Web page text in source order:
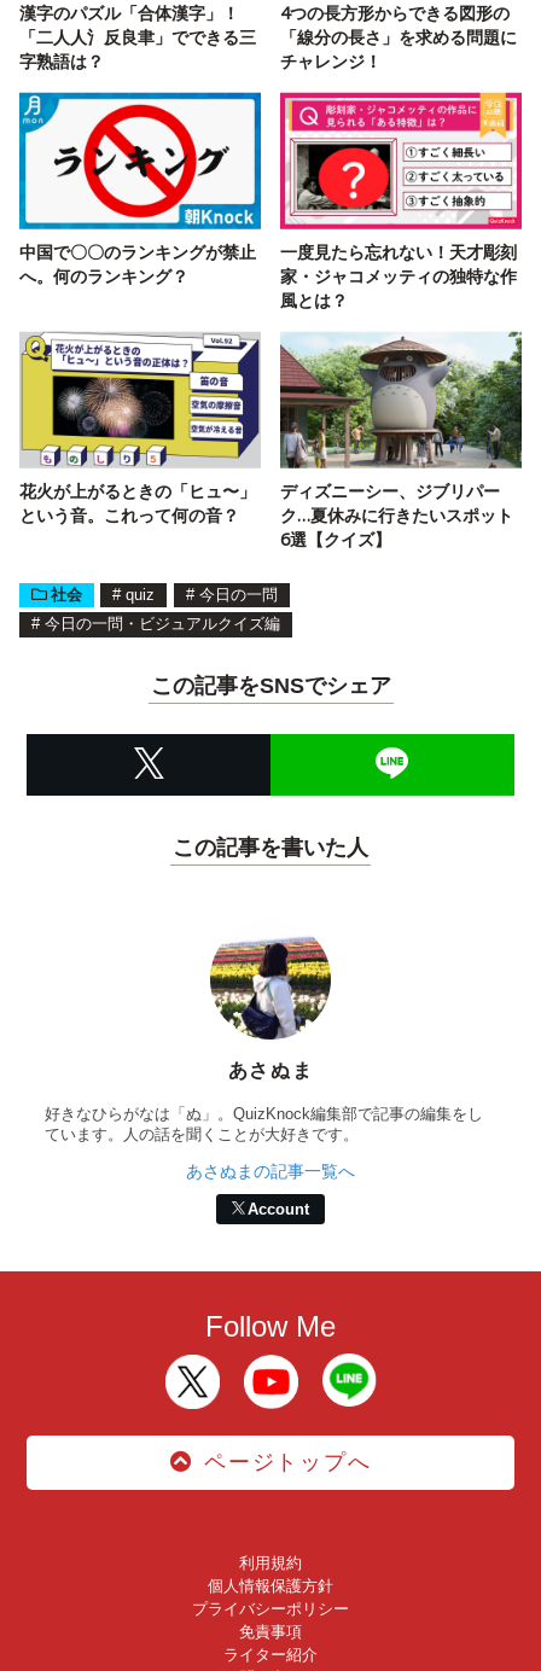
漢字のパズル「合体漢字」！
「二人人氵反良聿」でできる三
字熟語は？
4つの長方形からできる図形の
「線分の長さ」を求める問題に
チャレンジ！
中国で〇〇のランキングが禁止
へ。何のランキング？
一度見たら忘れない！天才彫刻
家・ジャコメッティの独特な作
風とは？
花火が上がるときの「ヒュ〜」
という音。これって何の音？
ディズニーシー、ジブリパー
ク…夏休みに行きたいスポット
6選【クイズ】
社会 # quiz # 今日の一問
# 今日の一問・ビジュアルクイズ編
この記事をSNSでシェア
この記事を書いた人
あさぬま
好きなひらがなは「ぬ」。QuizKnock編集部で記事の編集をし
ています。人の話を聞くことが大好きです。
あさぬまの記事一覧へ
Account
Follow Me
ページトップへ
利用規約
個人情報保護方針
プライバシーポリシー
免責事項
ライター紹介